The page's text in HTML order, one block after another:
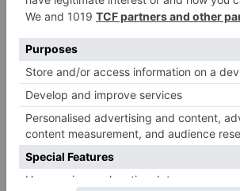
15. Juli 2026 0